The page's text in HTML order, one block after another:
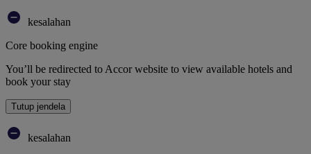
kesalahan
Core booking engine
You’ll be redirected to Accor website to view available hotels and
book your stay
Tutup jendela
kesalahan